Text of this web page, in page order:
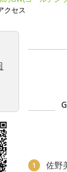
クセス
1
佐野